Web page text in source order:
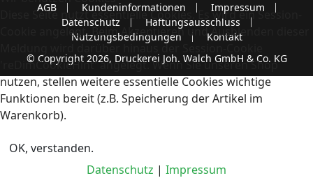
AGB Kundeninformationen
Impressum
Datenschutz
Haftungsausschluss
Nutzungsbedingungen
Kontakt
© Copyright 2026, Druckerei Joh. Walch GmbH & Co. KG
Diese Seite nutzt essentielle Cookies. Es wird ein Session-
Cookie angelegt. Beim Akzeptieren und Ausblenden dieser
Meldung wird darüber hinaus der Session-Cookie
'reDimCookieHint' angelegt. Wenn Sie unseren Shop
nutzen, stellen weitere essentielle Cookies wichtige
Funktionen bereit (z.B. Speicherung der Artikel im
Warenkorb).
OK, verstanden.
Datenschutz | Impressum